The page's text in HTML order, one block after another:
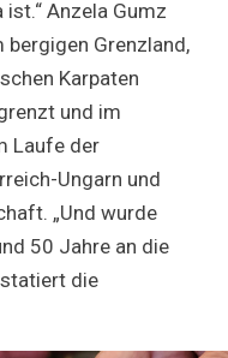
Anzela Gumz
Grenzland,
Karpaten
und im
Laufe der
Ungarn und
„Und wurde
50 Jahre an die
die